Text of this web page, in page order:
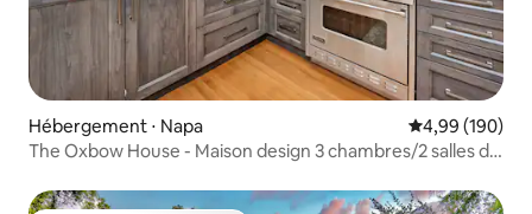
Hébergement ⋅ Napa Évaluation
4,99 (190)
The Oxbow House - Maison design 3 chambres/2 salles de